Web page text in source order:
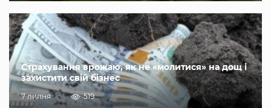
Страхування врожаю, як не «молитися» на дощ і
захистити свій бізнес
7 липня 519